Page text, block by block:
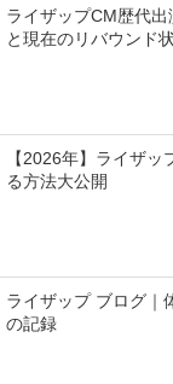
ライザップCM歴代
と現在のリバウンド
【2026年】ライザ
る方法大公開
ライザップ ブログ｜
の記録